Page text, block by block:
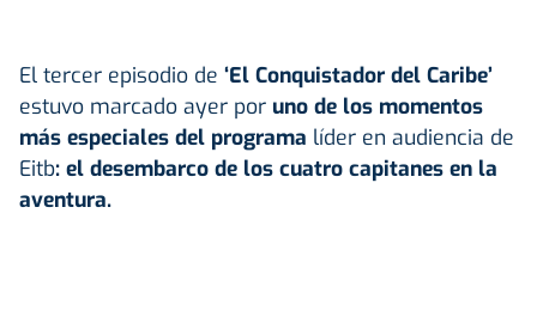
El tercer episodio de ‘El Conquistador del Caribe’
estuvo marcado ayer por uno de los momentos
más especiales del programa líder en audiencia de
Eitb: el desembarco de los cuatro capitanes en la
aventura.